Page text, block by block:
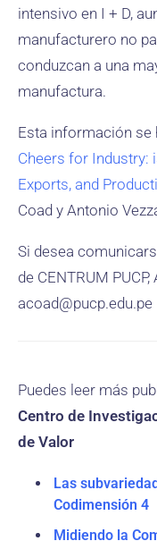
intensivo en I + D,
manufacturero no
conduzcan a una
manufactura.
Esta información se
Cheers for Industry:
Exports, and
Coad y Antonio
Si desea
de CENTRUM
acoad@pucp.edu.pe
Puedes leer más
Centro de
de Valor
Las
Codimensión 4
Midiendo la